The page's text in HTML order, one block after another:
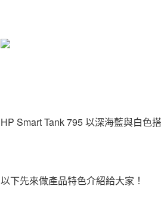
HP Smart Tank 795 以深海藍與白色
以下先來做產品特色介紹給大家！